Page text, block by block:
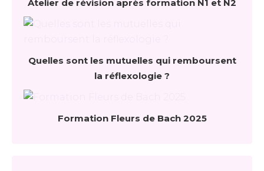
Atelier de révision après formation N1 et N2
Quelles sont les mutuelles qui remboursent
la réflexologie ?
Formation Fleurs de Bach 2025